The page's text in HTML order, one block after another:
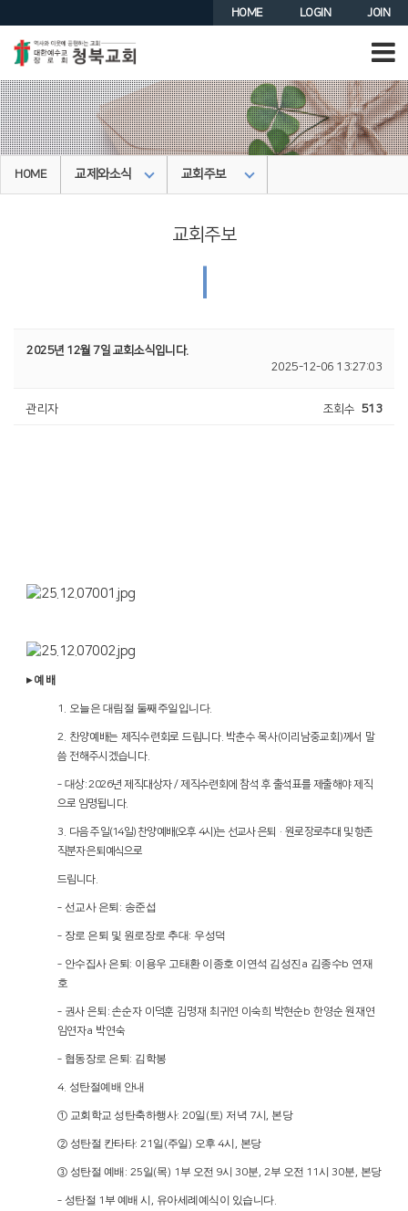
JOIN
LOGIN
HOME
HOME 교제와소식 교회주보
교회주보
2025년 12월 7일 교회소식입니다.
2025-12-06 13:27:03
관리자 조회수 513
▸예 배
1. 오늘은 대림절 둘째주일입니다.
2. 찬양예배는 제직수련회로 드립니다. 박춘수 목사(이리남중교회 )께서 말
씀 전해주시겠습니다.
‑ 대상: 2026년 제직대상자/제직수련회에 참석 후 출석표를 제출해야 제직
으로 임명됩니다.
3. 다음 주일(14일) 찬양예배(오후 4시)는 선교사 은퇴 ·원로장로추대 및 항존
직분자 은퇴예식으로
드립니다
‑ 선교사 은퇴 : 송준섭
‑ 장로 은퇴 및 원로장로 추대: 우성덕
‑ 안수집사 은퇴 : 이용우 고태환 이종호 이연석 김성진 a 김종수b 연재
호
‑ 권사 은퇴 :손순자 이덕훈 김명재 최귀연 이숙희 박현순b 한영순 원재연
임연자a 박연숙
‑ 협동장로 은퇴 : 김학봉
4. 성탄절예배 안내
① 교회학교 성탄축하행사: 20일 (토) 저녁 7시 , 본당
② 성탄절 칸타타: 21 일 (주일) 오후4시 , 본당
③ 성탄절 예배 : 25일(목) 1 부 오전 9시 30분, 2부 오전 11시 30분, 본당
‑ 성탄절 1 부 예배 시 , 유아세례예식이 있습니다.